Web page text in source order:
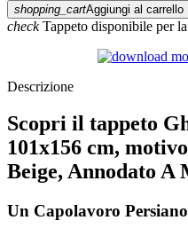
shopping_cartAggiungi al carrello
checkTappeto disponibile per
Descrizione
Scopri il tappeto
101x156 cm,
Beige, Annodato A
Un Capolavoro